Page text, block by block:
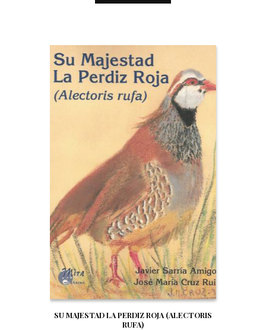
SU MAJESTAD LA PERDIZ ROJA (ALECTORIS
RUFA)